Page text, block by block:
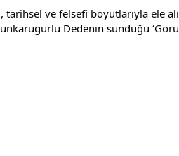
ve felsefi boyutlarıyla ele
Dedenin sunduğu